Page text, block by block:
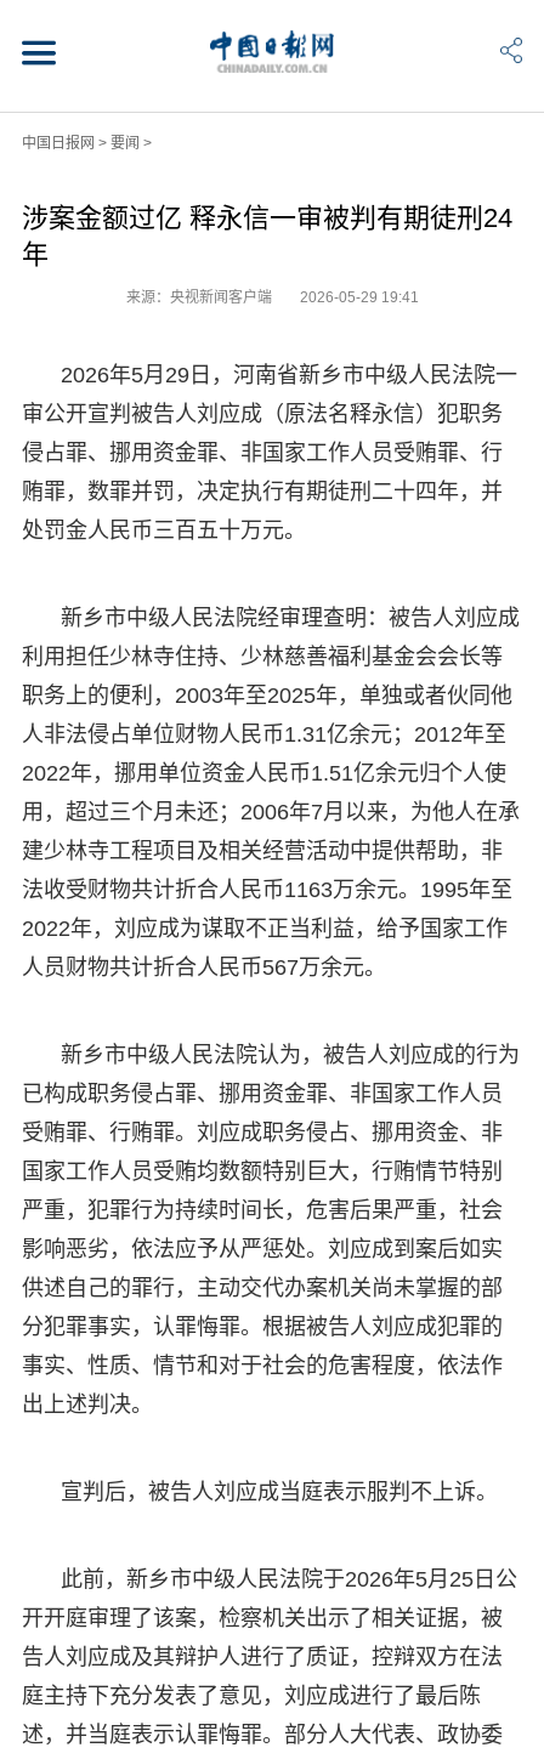
中国日报网 > 要闻 >
涉案金额过亿 释永信一审被判有期徒刑24
年
来源：央视新闻客户端 2026-05-29 19:41
2026年5月29日，河南省新乡市中级人民法院一
审公开宣判被告人刘应成（原法名释永信）犯职务
侵占罪、挪用资金罪、非国家工作人员受贿罪、行
贿罪，数罪并罚，决定执行有期徒刑二十四年，并
处罚金人民币三百五十万元。
新乡市中级人民法院经审理查明：被告人刘应成
利用担任少林寺住持、少林慈善福利基金会会长等
职务上的便利，2003年至2025年，单独或者伙同他
人非法侵占单位财物人民币1.31亿余元；2012年至
2022年，挪用单位资金人民币1.51亿余元归个人使
用，超过三个月未还；2006年7月以来，为他人在承
建少林寺工程项目及相关经营活动中提供帮助，非
法收受财物共计折合人民币1163万余元。1995年至
2022年，刘应成为谋取不正当利益，给予国家工作
人员财物共计折合人民币567万余元。
新乡市中级人民法院认为，被告人刘应成的行为
已构成职务侵占罪、挪用资金罪、非国家工作人员
受贿罪、行贿罪。刘应成职务侵占、挪用资金、非
国家工作人员受贿均数额特别巨大，行贿情节特别
严重，犯罪行为持续时间长，危害后果严重，社会
影响恶劣，依法应予从严惩处。刘应成到案后如实
供述自己的罪行，主动交代办案机关尚未掌握的部
分犯罪事实，认罪悔罪。根据被告人刘应成犯罪的
事实、性质、情节和对于社会的危害程度，依法作
出上述判决。
宣判后，被告人刘应成当庭表示服判不上诉。
此前，新乡市中级人民法院于2026年5月25日公
开开庭审理了该案，检察机关出示了相关证据，被
告人刘应成及其辩护人进行了质证，控辩双方在法
庭主持下充分发表了意见，刘应成进行了最后陈
述，并当庭表示认罪悔罪。部分人大代表、政协委